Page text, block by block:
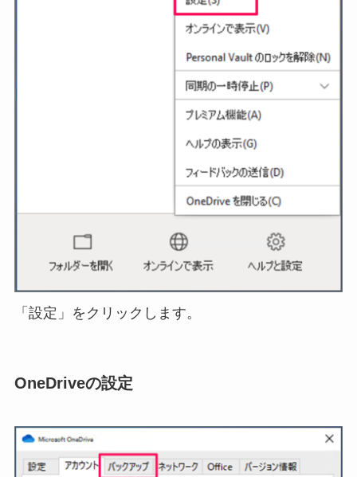
「設定」をクリックします。
OneDriveの設定